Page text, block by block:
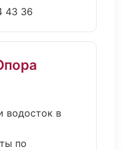
43 36
водосток в
по